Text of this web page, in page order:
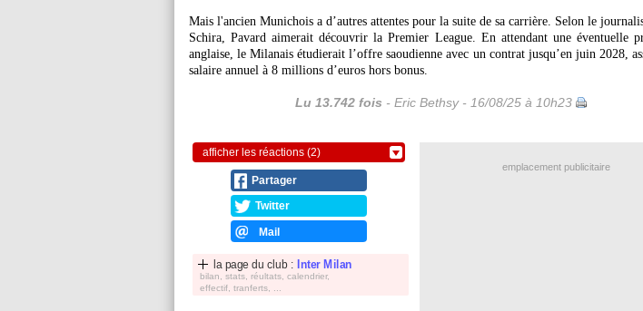
Mais l'ancien Munichois a d’autres attentes pour la suite de sa carrière. Selon le
Schira, Pavard aimerait découvrir la Premier League. En attendant une éventuelle
anglaise, le Milanais étudierait l’offre saoudienne avec un contrat jusqu’en juin 2028,
salaire annuel à 8 millions d’euros hors bonus.
Lu 13.742 fois - Eric Bethsy - 16/08/25 à 10h23
afficher les réactions (2)
Partager
Twitter
Mail
la page du club : Inter Milan
bilan, stats, réultats, calendrier,
effectif, tranferts, ...
emplacement publicitaire